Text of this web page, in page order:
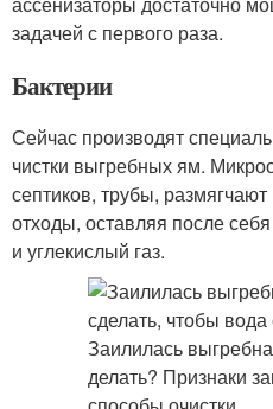
задачей с первого раза.
Бактерии
Сейчас производят
чистки выгребных ям.
септиков, трубы,
отходы, оставляя после
и углекислый газ.